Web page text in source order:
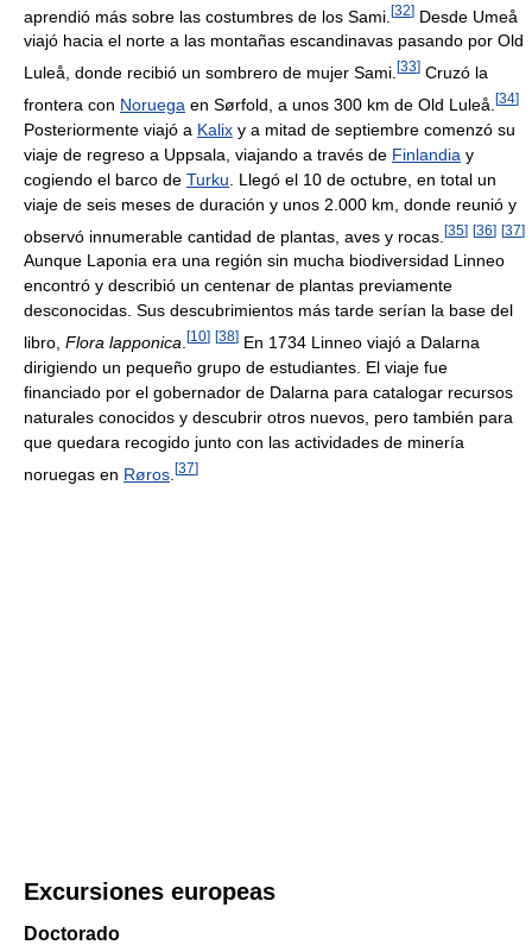
aprendió más sobre las costumbres de los Sami. [32] Desde Umeå
viajó hacia el norte a las montañas escandinavas pasando por Old
Luleå, donde recibió un sombrero de mujer Sami. [33] Cruzó la
frontera con Noruega en Sørfold, a unos 300 km de Old Luleå. [34]
Posteriormente viajó a Kalix y a mitad de septiembre comenzó su
viaje de regreso a Uppsala, viajando a través de Finlandia y
cogiendo el barco de Turku . Llegó el 10 de octubre, en total un
viaje de seis meses de duración y unos 2.000 km, donde reunió y
observó innumerable cantidad de plantas, aves y rocas. [35] [36] [37]
Aunque Laponia era una región sin mucha biodiversidad Linneo
encontró y describió un centenar de plantas previamente
desconocidas. Sus descubrimientos más tarde serían la base del
libro, Flora lapponica [10] [38] En 1734 Linneo viajó a Dalarna
dirigiendo un pequeño grupo de estudiantes. El viaje fue
financiado por el gobernador de Dalarna para catalogar recursos
naturales conocidos y descubrir otros nuevos, pero también para
que quedara recogido junto con las actividades de minería
noruegas en Røros [37]
Excursiones europeas
Doctorado